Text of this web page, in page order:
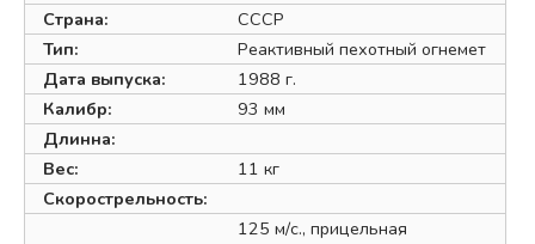
Страна:
СССР
Тип:
Реактивный пехотный огнемет
Дата выпуска:
1988 г.
Калибр:
93 мм
Длинна:
Вес:
11 кг
Скорострельность:
125 м/с., прицельная